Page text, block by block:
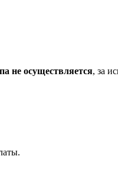
не осуществляется, за